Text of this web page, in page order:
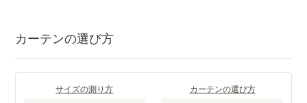
カーテンの選び方
サイズの測り方 カーテンの選び方